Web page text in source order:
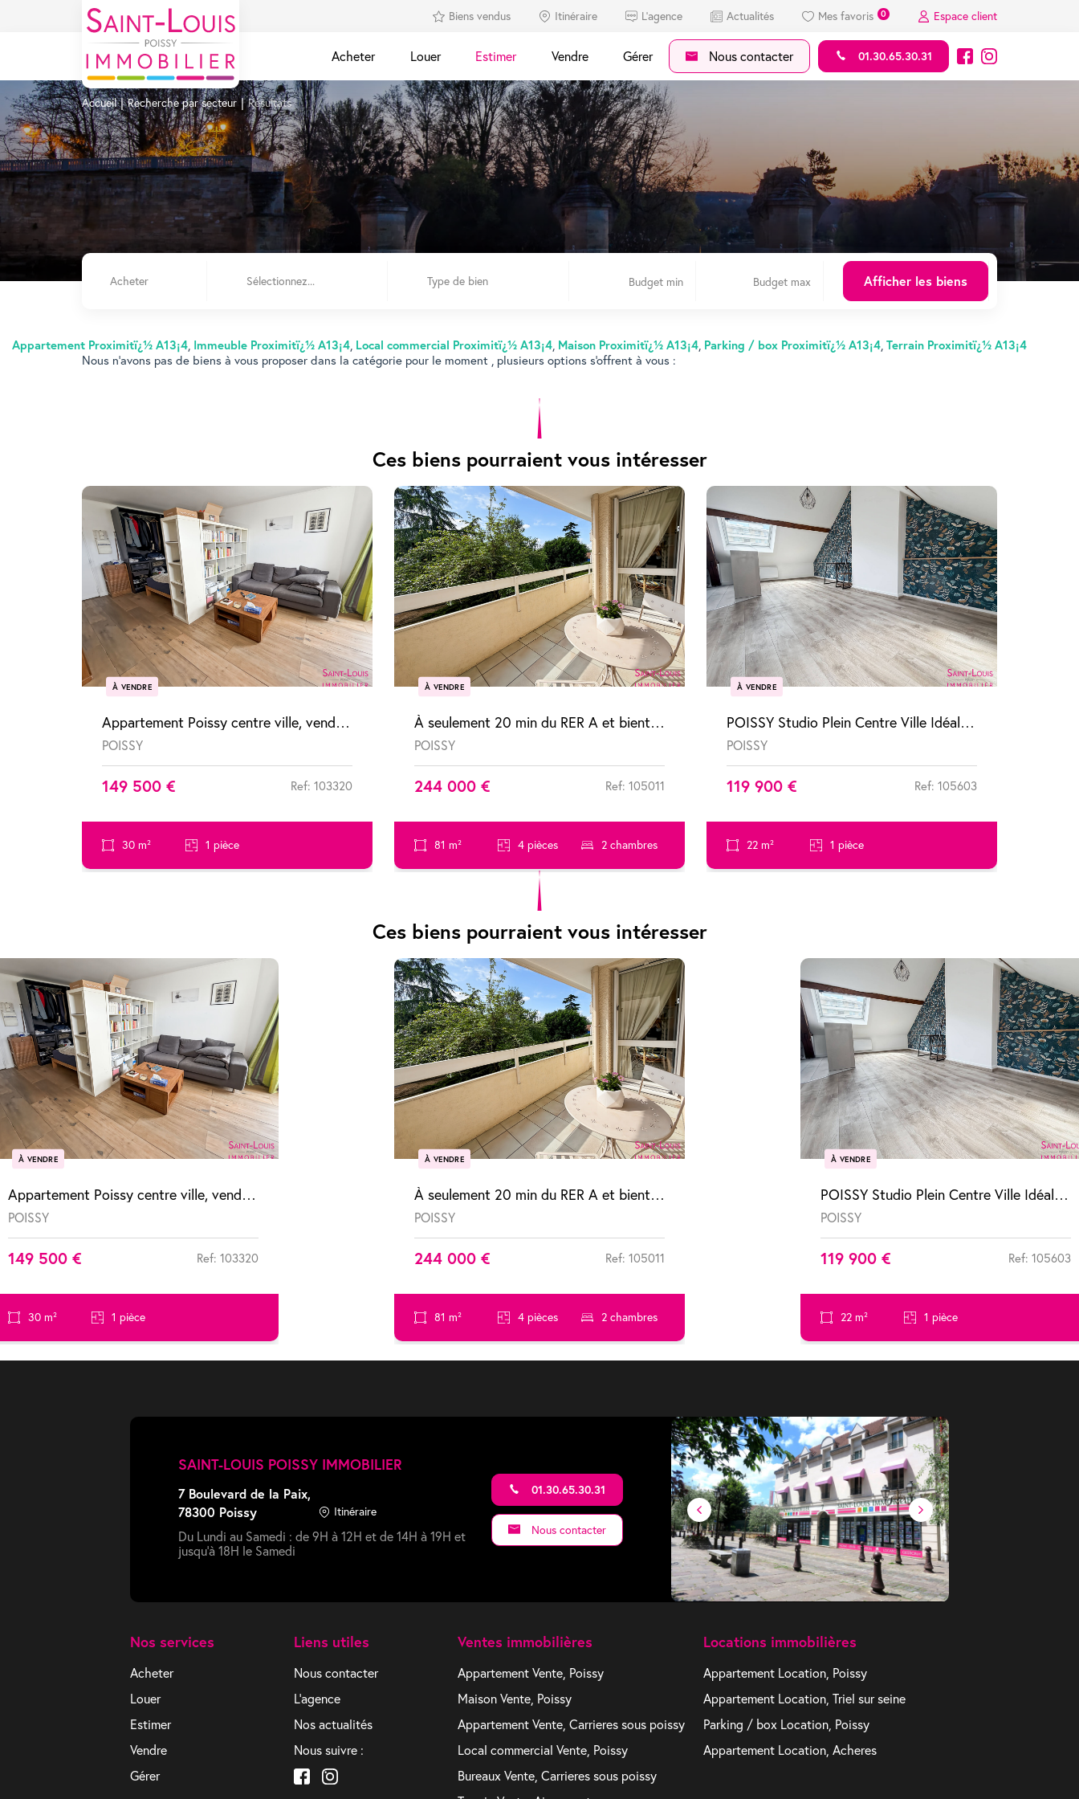
Biens vendus Itinéraire L'agence Actualités Mes favoris 0 Espace client
Acheter Louer Estimer Vendre Gérer Nous contacter 01.30.65.30.31
Accueil Recherche par secteur Résultats
Acheter Sélectionnez... Type de bien
Appartement Proximitï¿½ A13¡4, Immeuble Proximitï¿½ A13¡4, Local commercial Proximitï¿½ A13¡4, Maison Proximitï¿½ A13¡4, Parking / box Proximitï¿½ A13¡4, Terrain Proximitï¿½ A13¡4
Nous n'avons pas de biens à vous proposer dans la catégorie pour le moment , plusieurs options s'offrent à vous :
Ces biens pourraient vous intéresser
À VENDRE
Appartement Poissy centre ville, vendu loué
POISSY
149 500 € Ref: 103320
30 m² 1 pièce
À VENDRE
À seulement 20 min du RER A et bientôt 10 min grâce au Tram 13 Appartement Poissy 4 pièces avec terrasse
POISSY
244 000 € Ref: 105011
81 m² 4 pièces 2 chambres
À VENDRE
POISSY Studio Plein Centre Ville Idéal investisseur ou premier achat !
POISSY
119 900 € Ref: 105603
22 m² 1 pièce
Ces biens pourraient vous intéresser
À VENDRE
Appartement Poissy centre ville, vendu loué
POISSY
149 500 € Ref: 103320
30 m² 1 pièce
À VENDRE
À seulement 20 min du RER A et bientôt 10 min grâce au Tram 13 Appartement Poissy 4 pièces avec terrasse
POISSY
244 000 € Ref: 105011
81 m² 4 pièces 2 chambres
À VENDRE
POISSY Studio Plein Centre Ville Idéal investisseur ou premier achat !
POISSY
119 900 € Ref: 105603
22 m² 1 pièce
SAINT-LOUIS POISSY IMMOBILIER
7 Boulevard de la Paix,
78300 Poissy
Itinéraire
Du Lundi au Samedi : de 9H à 12H et de 14H à 19H et
jusqu'à 18H le Samedi
01.30.65.30.31
Nous contacter
Nos services
Acheter
Louer
Estimer
Vendre
Gérer
Liens utiles
Nous contacter
L'agence
Nos actualités
Nous suivre :
Ventes immobilières
Appartement Vente, Poissy
Maison Vente, Poissy
Appartement Vente, Carrieres sous poissy
Local commercial Vente, Poissy
Bureaux Vente, Carrieres sous poissy
Locations immobilières
Appartement Location, Poissy
Appartement Location, Triel sur seine
Parking / box Location, Poissy
Appartement Location, Acheres